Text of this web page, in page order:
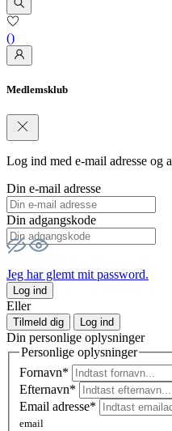
()
Medlemsklub
Log ind med e-mail adresse og
Din e-mail adresse
Din adgangskode
Jeg har glemt mit password.
Log ind
Eller
Tilmeld dig Log ind
Din personlige oplysninger
Personlige oplysninger
Fornavn*
Efternavn*
Email adresse*
email